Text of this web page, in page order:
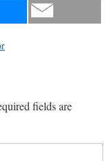
fields are